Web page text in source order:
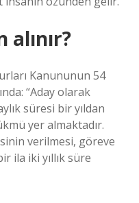
Kanununun 54
“Aday olarak
süresi bir yıldan
yer almaktadır.
verilmesi, göreve
ila iki yıllık süre